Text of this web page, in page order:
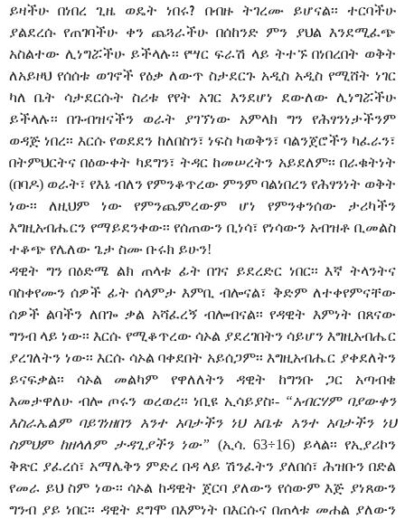
ይዛችሁ በነበረ ጊዜ ወዴት ነበሩ?
በብዙ ትገረሙ ይሆናል፡፡ ተርባችሁ
ያልደረሱ የጠገባችሁ ቀን ጨጓራችሁ በሰከንድ ምን ያህል እንደሚፈጭ
አስልተው ሊነግሯችሁ ይችላሉ፡፡ የሣር ፍራሽ ላይ ትተኙ በነበረበት ወቅት
ለአይዞህ የሰሰቱ ወገኖች የዕቃ ለውጥ ስታደርጉ አዲስ አዲስ የሚሸት ነገር
ካለ ቤት ሳታደርሱት ስሪቱ የየት አገር እንደሆነ ደውለው ሊነግሯችሁ
ይችላሉ፡፡ በጉብዝናችን ወራት ያገኘነው አምላክ ግን የሕፃንነታችንም
ወዳጅ ነበረ፡፡ እርሱ የወደደን ከለበስን፣ ነፍስ ካወቅን፣ ባልንጀሮችን ካፈራን፣
በትምህርትና በዕውቀት ካደግን፣ ትዳር ከመሠረትን አይደለም፡፡ በራቁትነት
(በባዶ) ወራት፣ የእኔ ብለን የምንቆጥረው ምንም ባልነበረን የሕፃንነት ወቅት
ነው፡፡ ለዚህም ነው የምንጨምረውም ሆነ የምንቀንሰው ታሪካችን
እግዚአብሔርን የማይደንቀው፡፡ የሰጠውን ቢነሳ፣ የነሳውን አብዝቶ ቢመልስ
ተቆጭ የሌለው ጌታ ስሙ ቡሩክ ይሁን!
ዳዊት ግን በዕድሜ ልክ ጠላቱ ፊት በገና ይደረድር ነበር፡፡ እኛ ትላንትና
ባስቀየሙን ሰዎች ፊት ሰላምታ እምቢ ብሎናል፣ ቅድም ለተቀየምናቸው
ሰዎች ልባችን ለበጐ ቃል አሻፈረኝ ብሎብናል፡፡ የዳዊት እምነት በጸናው
ግንብ ላይ ነው፡፡ እርሱ የሚቆጥረው ሳኦል ያደረገበትን ሳይሆን እግዚአብሔር
ያረገለትን ነው፡፡ እርሱ ሳኦል ባቀደበት አይሰጋም፡፡ እግዚአብሔር ያቀደለትን
ይናፍቃል፡፡ ሳኦል መልካም የዋለለትን ዳዊት ከግንቡ ጋር አጣብቄ
እመታዋለሁ ብሎ ጦሩን ወረወረ፡፡ ነቢዩ ኢሳይያስ፡- “አብርሃም ባያውቀን
እስራኤልም ባይገነዘበን አንተ አባታችን ነህ አቤቱ አንተ አባታችን ነህ
ስምህም ከዘላለም ታዳጊያችን ነው” (ኢሳ. 63÷16) ይላል፡፡ የኢያሪኮን
ቅጽር ያፈረሰ፣ አማሌቅን ምድረ በዳ ላይ ሽንፈትን ያለበሰ፣ ሕዝቡን በድል
የመራ ይህ ስም ነው፡፡ ሳኦል ከዳዊት ጀርባ ያለውን የሰውም እጅ ያነጸውን
ግንብ ያይ ነበር፡፡ ዳዊት ደግሞ በእምነት በእርሱና በጠላቱ መሐል ያለውን